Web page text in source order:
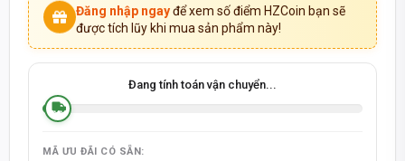
Đăng nhập ngayđể xem số điểm HZCoin bạn sẽ
được tích lũy khi mua sản phẩm này!
Đang tính toán vận chuyển...
MÃ ƯU ĐÃI CÓ SẴN: